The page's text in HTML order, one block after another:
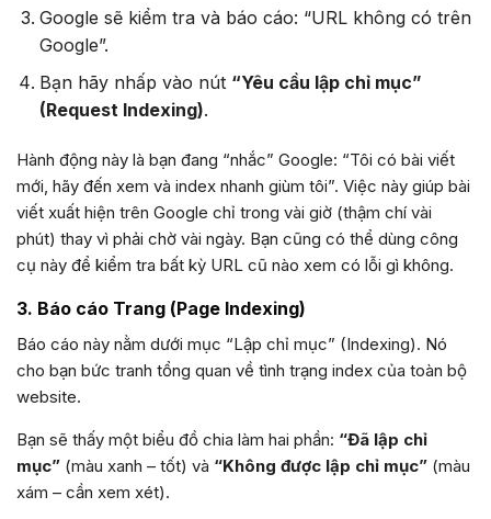
Google sẽ kiểm tra và báo cáo: “URL không có trên
Google”.
Bạn hãy nhấp vào nút “Yêu cầu lập chỉ mục”
(Request Indexing).
Hành động này là bạn đang “nhắc” Google: “Tôi có bài viết
mới, hãy đến xem và index nhanh giùm tôi”. Việc này giúp bài
viết xuất hiện trên Google chỉ trong vài giờ (thậm chí vài
phút) thay vì phải chờ vài ngày. Bạn cũng có thể dùng công
cụ này để kiểm tra bất kỳ URL cũ nào xem có lỗi gì không.
3. Báo cáo Trang (Page Indexing)
Báo cáo này nằm dưới mục “Lập chỉ mục” (Indexing). Nó
cho bạn bức tranh tổng quan về tình trạng index của toàn bộ
website.
Bạn sẽ thấy một biểu đồ chia làm hai phần: “Đã lập chỉ
mục” (màu xanh – tốt) và “Không được lập chỉ mục” (màu
xám – cần xem xét).